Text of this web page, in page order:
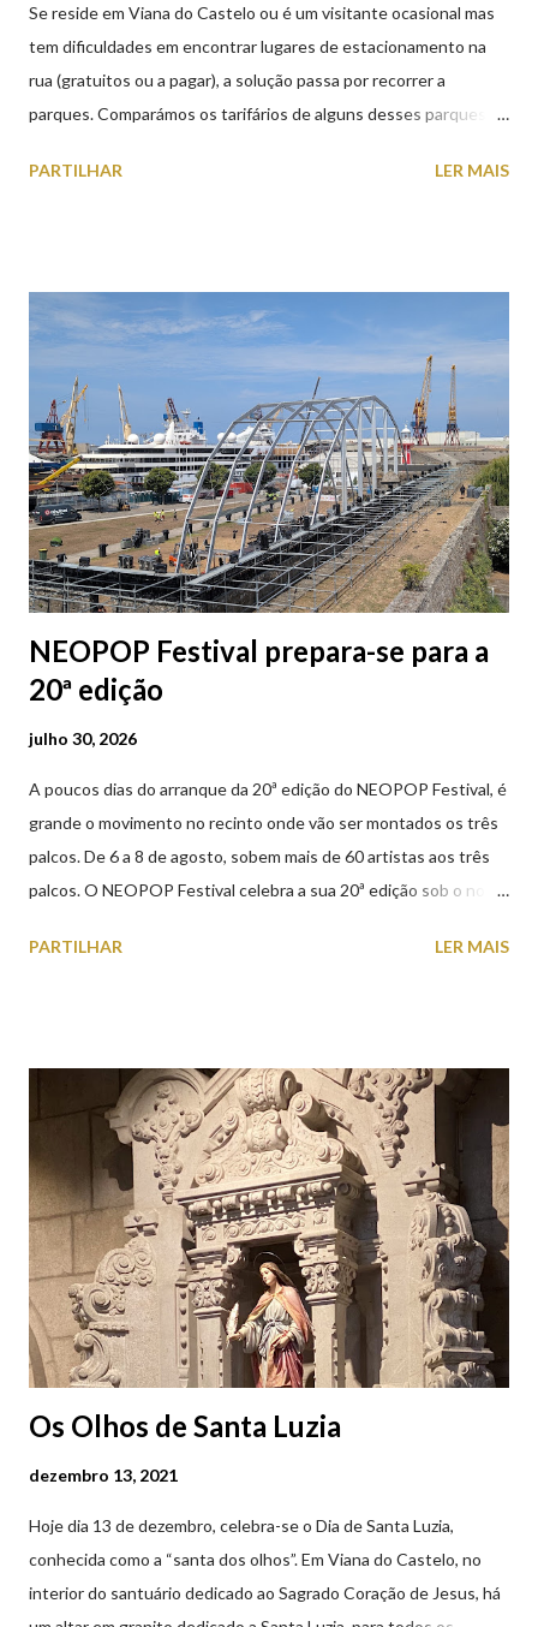
Se reside em Viana do Castelo ou é um visitante ocasional mas
tem dificuldades em encontrar lugares de estacionamento na
rua (gratuitos ou a pagar), a solução passa por recorrer a
parques. Comparámos os tarifários de alguns desses parques de
subterrâneos) perto do centro da cidade (entenda-se por
subterrâneos. O Parque da Estação Viana Shopping é grátis de
2ª a 5ª feira a partir das 20:00 (DIAS ÚTEIS)
PARTILHAR LER MAIS
NEOPOP Festival prepara-se para a
20ª edição
julho 30, 2026
A poucos dias do arranque da 20ª edição do NEOPOP Festival, é
grande o movimento no recinto onde vão ser montados os três
palcos. De 6 a 8 de agosto, sobem mais de 60 artistas aos três
palcos. O NEOPOP Festival celebra a sua 20ª edição sob o nome
Portugal e um dos mais prestigiados da Europa, atrai milhares de
PARTILHAR LER MAIS
Os Olhos de Santa Luzia
dezembro 13, 2021
Hoje dia 13 de dezembro, celebra-se o Dia de Santa Luzia,
conhecida como a “santa dos olhos”. Em Viana do Castelo, no
interior do santuário dedicado ao Sagrado Coração de Jesus, há